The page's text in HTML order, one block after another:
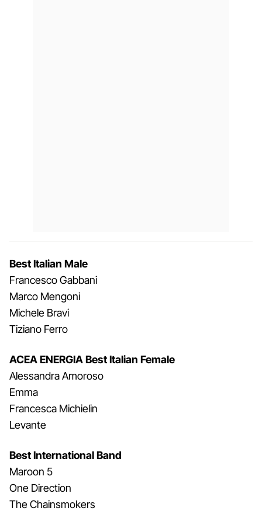
Best Italian Male
Francesco Gabbani
Marco Mengoni
Michele Bravi
Tiziano Ferro
ACEA ENERGIA Best Italian Female
Alessandra Amoroso
Emma
Francesca Michielin
Levante
Best International Band
Maroon 5
One Direction
The Chainsmokers